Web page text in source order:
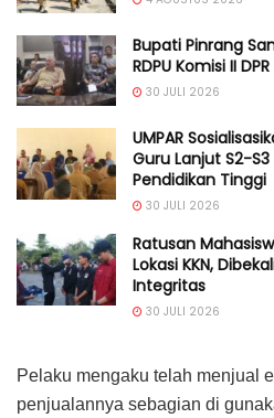
Bupati Pinrang
RDPU Komisi II DPR
30 JULI 2026
UMPAR
Guru Lanjut S2-
Pendidikan Tinggi
30 JULI 2026
Ratusan
Lokasi KKN,
Integritas
30 JULI 2026
Pelaku mengaku telah menjual
penjualannya sebagian di